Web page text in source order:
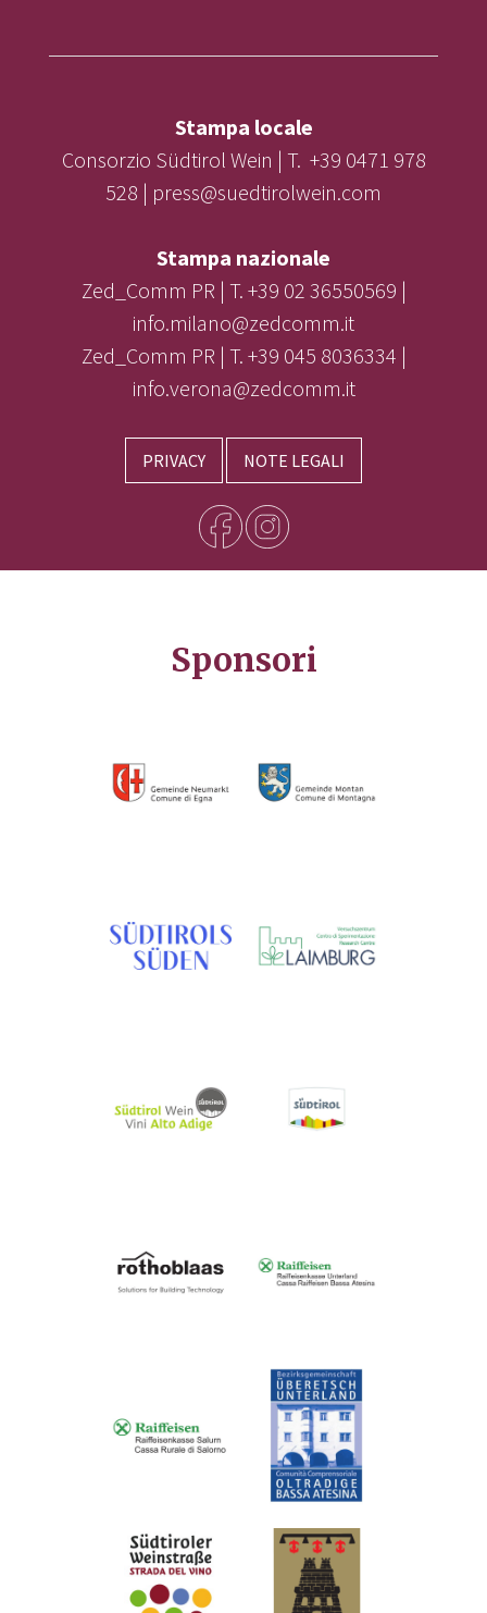
Stampa locale
Consorzio Südtirol Wein | T. +39 0471 978
528 | press@suedtirolwein.com
Stampa nazionale
Zed_Comm PR | T. +39 02 36550569 |
info.milano@zedcomm.it
Zed_Comm PR | T. +39 045 8036334 |
info.verona@zedcomm.it
PRIVACY NOTE LEGALI
Sponsori